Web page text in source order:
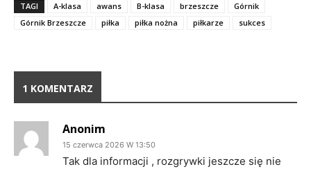
TAGI A-klasa awans B-klasa brzeszcze
Górnik
Górnik Brzeszcze
piłka piłka nożna piłkarze sukces
1 KOMENTARZ
Anonim
15 czerwca 2026 W 13:50
Tak dla informacji , rozgrywki jeszcze się nie